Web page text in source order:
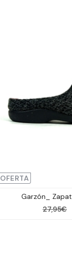
OFERTA
Garzón_
27,95€